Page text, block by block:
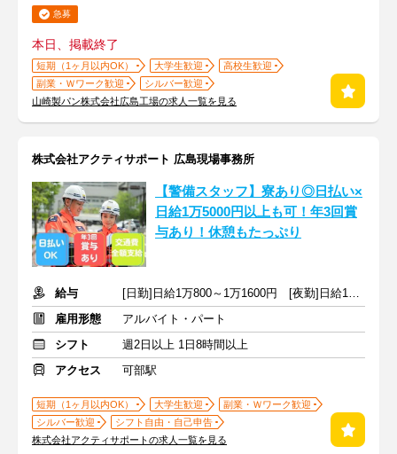
急募
本日、掲載終了
短期（1ヶ月以内OK） 大学生歓迎
高校生歓迎
副業・Ｗワーク歓迎
シルバー歓迎
山崎製パン株式会社広島工場の求人一覧を見る
株式会社アクティサポート 広島現場事務所
【警備スタッフ】寮あり◎日払い×
日給1万5000円以上も可！年3回賞
与あり！休憩もたっぷり
給与
[日勤]日給1万800～1万1600円 [夜勤]日給1万2490～1万3415円
雇用形態
アルバイト・パート
シフト
週2日以上 1日8時間以上
アクセス
可部駅
短期（1ヶ月以内OK） 大学生歓迎
副業・Ｗワーク歓迎
シルバー歓迎
シフト自由・自己申告
株式会社アクティサポートの求人一覧を見る